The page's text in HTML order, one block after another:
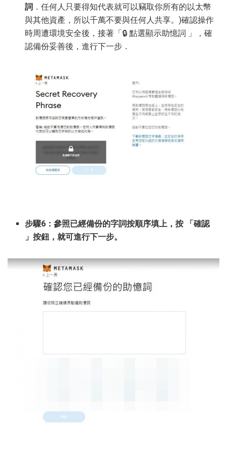
詞 ．任何人只要得知代表就可以竊取你所有的以太幣
與其他資產，所以千萬不要與任何人共享。)確認操作
時周遭環境安全後，接著「🔒 點選顯示助憶詞 」，確
認備份妥善後，進行下一步．
步驟6：參照已經備份的字詞按順序填上，按 「確認
」按鈕，就可進行下一步。